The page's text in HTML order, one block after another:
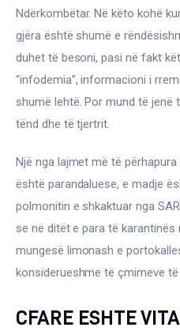
Okulistike
Onkologji
ORL
Pneumologji
Regjim ushqimor
Ndërkombëtar. Në këto kohë
gjëra është shumë e
duhet të besoni, pasi në fakt
“infodemia”, informacioni i
shumë lehtë. Por mund të jenë
tënd dhe të tjertrit.
Një nga lajmet më të
është parandaluese, e madje
polmonitin e shkaktuar nga
se në ditët e para të karantinës
mungesë limonash e
konsiderueshme të çmimeve të
CFARE ESHTE